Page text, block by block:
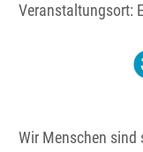
Veranstaltungsort:
Wir Menschen sind